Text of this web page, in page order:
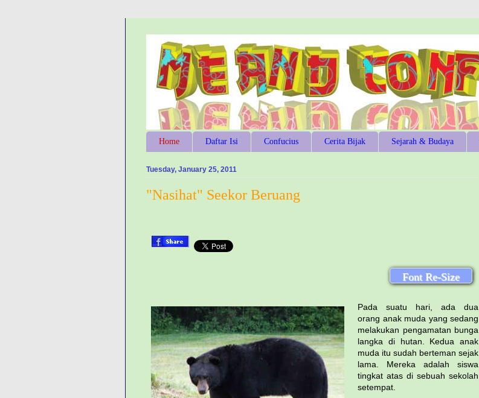
Home Daftar Isi Confucius Cerita Bijak Sejarah & Budaya
Tuesday, January 25, 2011
"Nasihat" Seekor Beruang
Font Re-Size
Pada suatu hari, ada dua
orang anak muda yang sedang
melakukan pengamatan bunga
langka di hutan. Kedua anak
muda itu sudah berteman sejak
lama. Mereka adalah siswa
tingkat atas di sebuah sekolah
setempat.